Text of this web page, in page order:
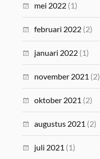
mei 2022 (1)
februari 2022 (2)
januari 2022 (1)
november 2021 (2)
oktober 2021 (2)
augustus 2021 (2)
juli 2021 (1)